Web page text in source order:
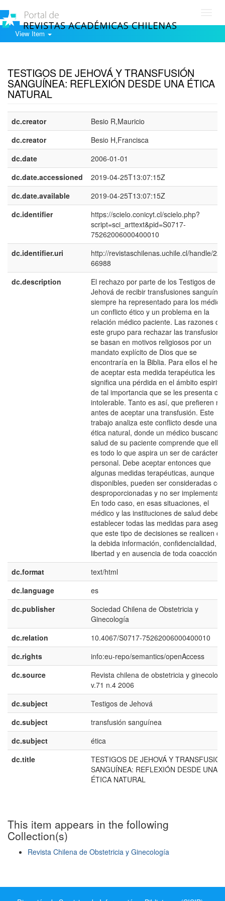
View Item
TESTIGOS DE JEHOVÁ Y TRANSFUSIÓN
SANGUÍNEA: REFLEXIÓN DESDE UNA ÉTICA
NATURAL
dc.creator
Besio R,Mauricio
dc.creator
Besio H,Francisca
dc.date
2006-01-01
dc.date.accessioned
2019-04-25T13:07:15Z
dc.date.available
2019-04-25T13:07:15Z
dc.identifier
https://scielo.conicyt.cl/scielo.php?
script=sci_arttext&pid=S0717-
75262006000400010
dc.identifier.uri
http://revistaschilenas.uchile.cl/handle/
66988
dc.description
El rechazo por parte de los Testigos de
Jehová de recibir transfusiones
siempre ha representado para los
un conflicto ético y un problema en la
relación médico paciente. Las razones de
este grupo para rechazar las
se basan en motivos religiosos por un
mandato explícito de Dios que se
encontraría en la Biblia. Para ellos el
de aceptar esta medida terapéutica les
significa una pérdida en el ámbito
de tal importancia que se les presenta
intolerable. Tanto es así, que prefieren
antes de aceptar una transfusión. Este
trabajo analiza este conflicto desde una
ética natural, donde un médico buscando
salud de su paciente comprende que ella
es todo lo que aspira un ser de carácter
personal. Debe aceptar entonces que
algunas medidas terapéuticas, aunque
disponibles, pueden ser consideradas
desproporcionadas y no ser
En todo caso, en esas situaciones, el
médico y las instituciones de salud deben
establecer todas las medidas para
que este tipo de decisiones se realicen
la debida información, confidencialidad,
libertad y en ausencia de toda coacción
dc.format
text/html
dc.language
es
dc.publisher
Sociedad Chilena de Obstetricia y
Ginecología
dc.relation
10.4067/S0717-75262006000400010
dc.rights
info:eu-repo/semantics/openAccess
dc.source
Revista chilena de obstetricia y
v.71 n.4 2006
dc.subject
Testigos de Jehová
dc.subject
transfusión sanguínea
dc.subject
ética
dc.title
TESTIGOS DE JEHOVÁ Y TRANSFUSIÓN
SANGUÍNEA: REFLEXIÓN DESDE UNA
ÉTICA NATURAL
This item appears in the following
Collection(s)
Revista Chilena de Obstetricia y Ginecología